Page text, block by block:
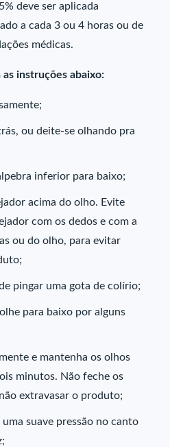
deve ser aplicada
a cada 3 ou 4 horas ou de
médicas.
as instruções abaixo:
ou deite-se olhando pra
inferior para baixo;
acima do olho. Evite
com os dedos e com a
ou do olho, para evitar
pingar uma gota de colírio;
para baixo por alguns
e mantenha os olhos
minutos. Não feche os
extravasar o produto;
suave pressão no canto